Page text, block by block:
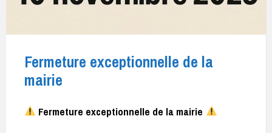
Fermeture exceptionnelle de la
mairie
Fermeture exceptionnelle de la mairie